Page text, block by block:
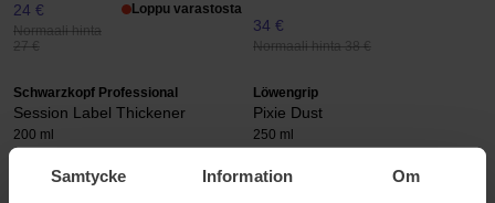
Samtycke Information Om
24 €
Normaali hinta
27 €
Loppu varastosta
34 €
Normaali hinta 38 €
Schwarzkopf Professional
Session Label Thickener
200 ml
Normaali hinta 29 €
Löwengrip
Pixie Dust
250 ml
15 €
Normaali hinta 17 €